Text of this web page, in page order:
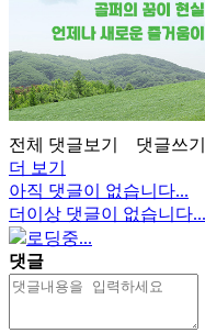
전체 댓글보기
댓글쓰기
더 보기
아직 댓글이 없습니다...
더이상 댓글이 없습니다...
로딩중...
댓글